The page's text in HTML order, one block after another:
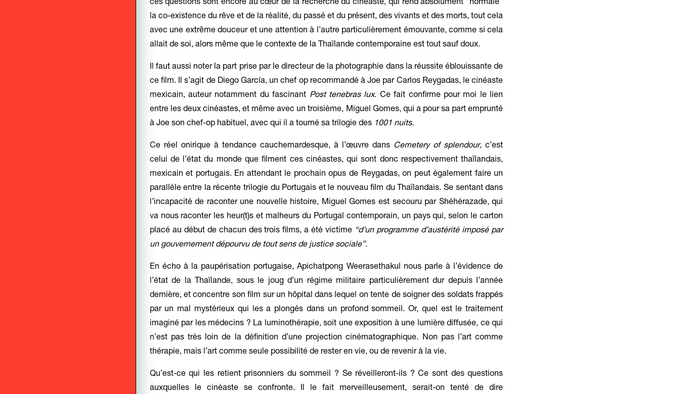
ces questions sont encore au cœur de la recherche du cinéaste, qui rend absolument “normale”
la co-existence du rêve et de la réalité, du passé et du présent, des vivants et des morts, tout cela
avec une extrême douceur et une attention à l’autre particulièrement émouvante, comme si cela
allait de soi, alors même que le contexte de la Thaïlande contemporaine est tout sauf doux.
Il faut aussi noter la part prise par le directeur de la photographie dans la réussite éblouissante de
ce film. Il s’agit de Diego García, un chef op recommandé à Joe par Carlos Reygadas, le cinéaste
mexicain, auteur notamment du fascinant Post tenebras lux. Ce fait confirme pour moi le lien
entre les deux cinéastes, et même avec un troisième, Miguel Gomes, qui a pour sa part emprunté
à Joe son chef-op habituel, avec qui il a tourné sa trilogie des 1001 nuits.
Ce réel onirique à tendance cauchemardesque, à l’œuvre dans Cemetery of splendour, c’est
celui de l’état du monde que filment ces cinéastes, qui sont donc respectivement thaïlandais,
mexicain et portugais. En attendant le prochain opus de Reygadas, on peut également faire un
parallèle entre la récente trilogie du Portugais et le nouveau film du Thaïlandais. Se sentant dans
l’incapacité de raconter une nouvelle histoire, Miguel Gomes est secouru par Shéhérazade, qui
va nous raconter les heur(t)s et malheurs du Portugal contemporain, un pays qui, selon le carton
placé au début de chacun des trois films, a été victime “d’un programme d’austérité imposé par
un gouvernement dépourvu de tout sens de justice sociale”.
En écho à la paupérisation portugaise, Apichatpong Weerasethakul nous parle à l’évidence de
l’état de la Thaïlande, sous le joug d’un régime militaire particulièrement dur depuis l’année
dernière, et concentre son film sur un hôpital dans lequel on tente de soigner des soldats frappés
par un mal mystérieux qui les a plongés dans un profond sommeil. Or, quel est le traitement
imaginé par les médecins ? La luminothérapie, soit une exposition à une lumière diffusée, ce qui
n’est pas très loin de la définition d’une projection cinématographique. Non pas l’art comme
thérapie, mais l’art comme seule possibilité de rester en vie, ou de revenir à la vie.
Qu’est-ce qui les retient prisonniers du sommeil ? Se réveilleront-ils ? Ce sont des questions
auxquelles le cinéaste se confronte. Il le fait merveilleusement, serait-on tenté de dire